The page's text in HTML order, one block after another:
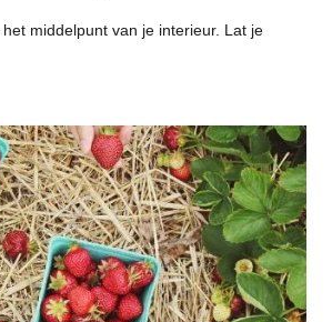
middelpunt van je interieur. Lat je